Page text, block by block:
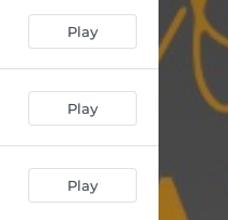
Play
Play
Play